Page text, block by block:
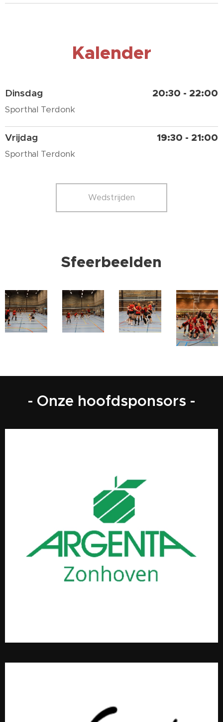
Kalender
Dinsdag
Sporthal Terdonk
20:30 - 22:00
Vrijdag
Sporthal Terdonk
19:30 - 21:00
Wedstrijden
Sfeerbeelden
- Onze hoofdsponsors -